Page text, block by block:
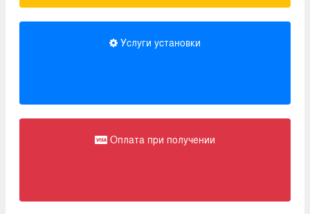
Услуги установки
Оплата при получении